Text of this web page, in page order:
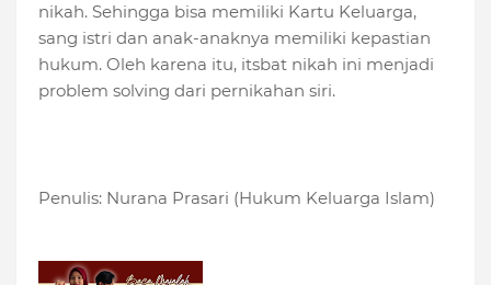
nikah. Sehingga bisa memiliki Kartu Keluarga,
sang istri dan anak-anaknya memiliki kepastian
hukum. Oleh karena itu, itsbat nikah ini menjadi
problem solving dari pernikahan siri.
Penulis: Nurana Prasari (Hukum Keluarga Islam)